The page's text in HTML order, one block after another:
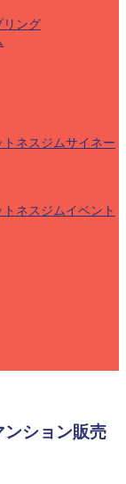
リング
ネスジムサイネー
ネスジムイベント
ンション販売